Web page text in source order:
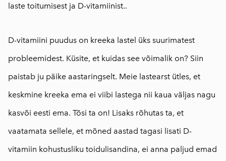
laste toitumisest ja D-vitamiinist..
D-vitamiini puudus on kreeka lastel üks suurimatest
probleemidest. Küsite, et kuidas see võimalik on? Siin
paistab ju päike aastaringselt. Meie lastearst ütles, et
keskmine kreeka ema ei viibi lastega nii kaua väljas nagu
kasvõi eesti ema. Tõsi ta on! Lisaks rõhutas ta, et
vaatamata sellele, et mõned aastad tagasi lisati D-
vitamiin kohustusliku toidulisandina, ei anna paljud emad